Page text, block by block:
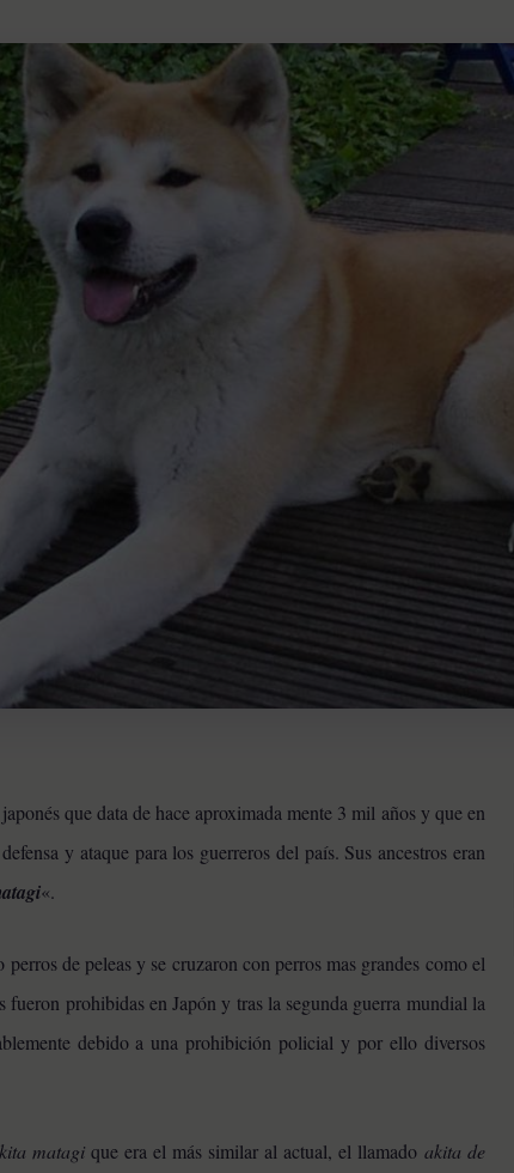
que data de hace aproximada mente 3 mil años y que en
y ataque para los guerreros del país. Sus ancestros eran
«.
de peleas y se cruzaron con perros mas grandes como el
fueron prohibidas en Japón y tras la segunda guerra mundial la
debido a una prohibición policial y por ello diversos
matagi que era el más similar al actual, el llamado akita de